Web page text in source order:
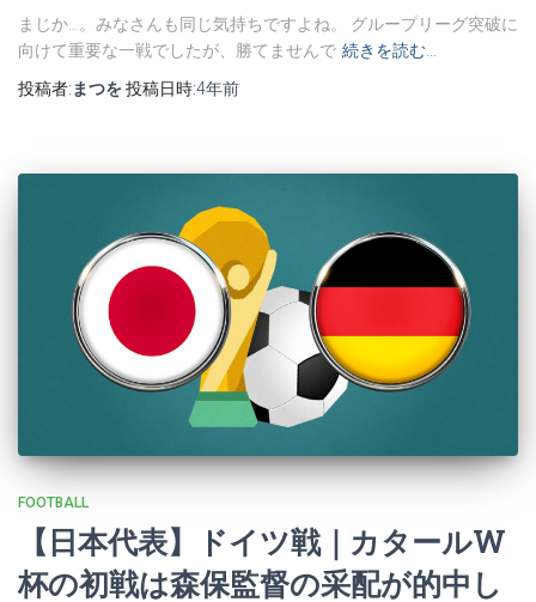
まじか…。みなさんも同じ気持ちですよね。 グループリーグ突破に
向けて重要な一戦でしたが、勝てませんで 続きを読む…
投稿者:まつを投稿日時:4年前
FOOTBALL
【日本代表】ドイツ戦｜カタールW
杯の初戦は森保監督の采配が的中し